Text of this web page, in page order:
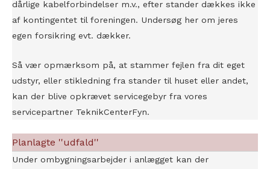
dårlige kabelforbindelser m.v., efter stander dækkes ikke
af kontingentet til foreningen. Undersøg her om jeres
egen forsikring evt. dækker.
Så vær opmærksom på, at stammer fejlen fra dit eget
udstyr, eller stikledning fra stander til huset eller andet,
kan der blive opkrævet servicegebyr fra vores
servicepartner TeknikCenterFyn.
Planlagte ''udfald''
Under ombygningsarbejder i anlægget kan der